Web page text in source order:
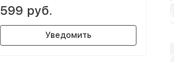
599 руб.
Уведомить